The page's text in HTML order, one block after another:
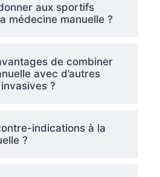
aux sportifs
médecine manuelle ?
de combiner
avec d’autres
?
indications à la
?